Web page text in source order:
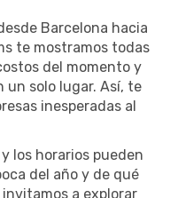
Barcelona hacia
te mostramos todas
del momento y
solo lugar. Así, te
inesperadas al
los horarios pueden
del año y de qué
a explorar